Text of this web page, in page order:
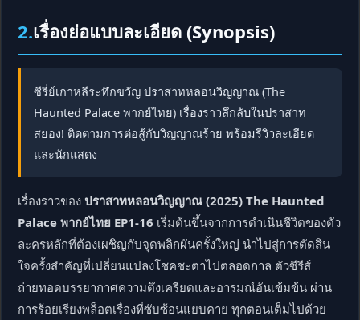
2.เรื่องย่อแบบละเอียด (Synopsis)
ซีรี่ย์เกาหลีระทึกขวัญ ปราสาทหลอนวิญญาณ (The
Haunted Palace พากย์ไทย) เรื่องราวลึกลับในปราสาท
สยอง! ติดตามการต่อสู้กับวิญญาณร้าย พร้อมรีวิวละเอียด
และนักแสดง
เรื่องราวของ ปราสาทหลอนวิญญาณ (2025) The Haunted
Palace พากย์ไทย EP1-16 เริ่มต้นขึ้นจากการดำเนินชีวิตของตัว
ละครหลักที่ต้องเผชิญกับจุดพลิกผันครั้งใหญ่ นำไปสู่การตัดสิน
ใจครั้งสำคัญที่เปลี่ยนแปลงโชคชะตาไปตลอดกาล ตัวซีรีส์
ถ่ายทอดบรรยากาศความตึงเครียดและอารมณ์อันเข้มข้น ผ่าน
การร้อยเรียงพล็อตเรื่องที่ซับซ้อนแยบคาย ทุกตอนเต็มไปด้วย